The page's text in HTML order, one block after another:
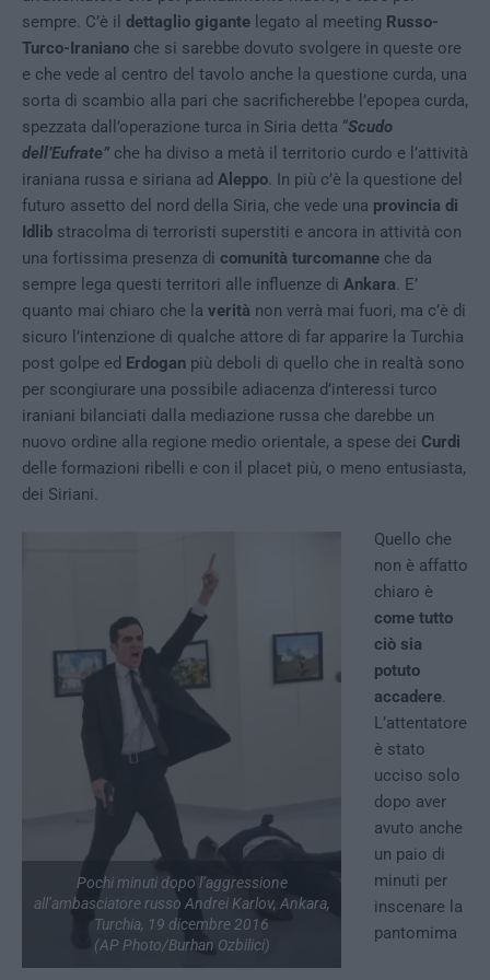
sempre. C’è il dettaglio gigante legato al meeting Russo-
Turco-Iraniano che si sarebbe dovuto svolgere in queste ore
e che vede al centro del tavolo anche la questione curda, una
sorta di scambio alla pari che sacrificherebbe l’epopea curda,
spezzata dall’operazione turca in Siria detta “Scudo
dell’Eufrate” che ha diviso a metà il territorio curdo e l’attività
iraniana russa e siriana ad Aleppo. In più c’è la questione del
futuro assetto del nord della Siria, che vede una provincia di
Idlib stracolma di terroristi superstiti e ancora in attività con
una fortissima presenza di comunità turcomanne che da
sempre lega questi territori alle influenze di Ankara. E’
quanto mai chiaro che la verità non verrà mai fuori, ma c’è di
sicuro l’intenzione di qualche attore di far apparire la Turchia
post golpe ed Erdogan più deboli di quello che in realtà sono
per scongiurare una possibile adiacenza d’interessi turco
iraniani bilanciati dalla mediazione russa che darebbe un
nuovo ordine alla regione medio orientale, a spese dei Curdi
delle formazioni ribelli e con il placet più, o meno entusiasta,
dei Siriani.
Pochi minuti dopo l’aggressione
all’ambasciatore russo Andrei Karlov, Ankara,
Turchia, 19 dicembre 2016
(AP Photo/Burhan Ozbilici)
Quello che
non è affatto
chiaro è
come tutto
ciò sia
potuto
accadere.
L’attentatore
è stato
ucciso solo
dopo aver
avuto anche
un paio di
minuti per
inscenare la
pantomima